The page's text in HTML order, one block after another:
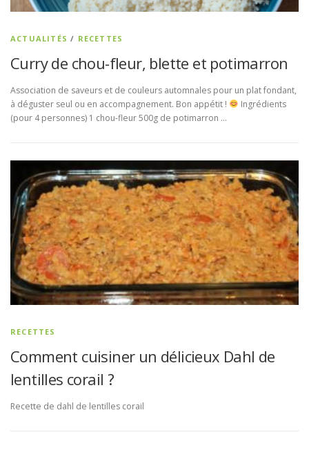
ACTUALITÉS / RECETTES
Curry de chou-fleur, blette et potimarron
Association de saveurs et de couleurs automnales pour un plat fondant,
à déguster seul ou en accompagnement. Bon appétit !
Ingrédients
(pour 4 personnes) 1 chou-fleur 500g de potimarron …
RECETTES
Comment cuisiner un délicieux Dahl de
lentilles corail ?
Recette de dahl de lentilles corail